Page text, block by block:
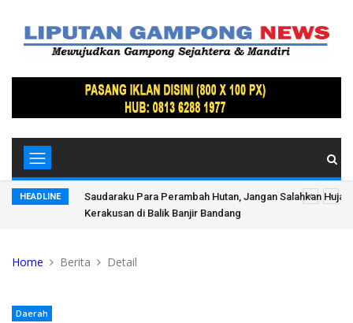
HEADLINE
Saluran Air
Saudaraku Para Perambah Hutan, Jangan Salahkan
Kerakusan di Balik Banjir Bandang
Home Berita Detail
Daerah